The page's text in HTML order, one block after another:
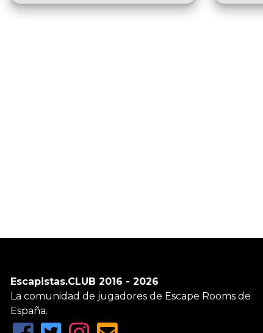
Escapistas.CLUB 2016 - 2026
La comunidad de jugadores de Escape Rooms de
España.